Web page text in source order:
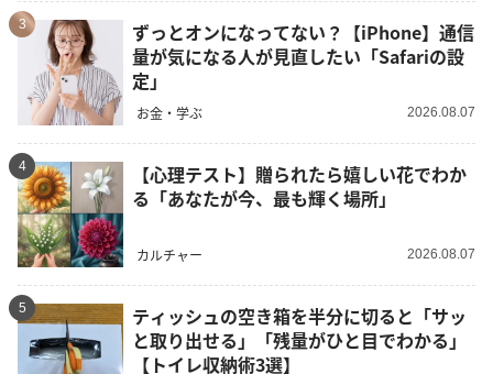
3
ずっとオンになってない？【iPhone】通信
量が気になる人が見直したい「Safariの設
定」
お金・学ぶ 2026.08.07
4
【心理テスト】贈られたら嬉しい花でわか
る「あなたが今、最も輝く場所」
カルチャー 2026.08.07
5
ティッシュの空き箱を半分に切ると「サッ
と取り出せる」「残量がひと目でわかる」
【トイレ収納術3選】